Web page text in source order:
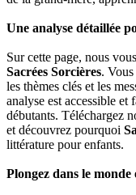
Une analyse détaillée
Sur cette page, nous
Sacrées Sorcières.
les thèmes clés et les
analyse est accessible et
débutants. Téléchargez
et découvrez pourquoi
littérature pour enfants.
Plongez dans le